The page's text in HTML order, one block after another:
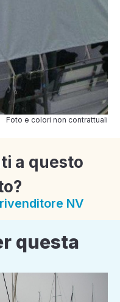
Foto e colori non contrattuali
a questo
NV
questa